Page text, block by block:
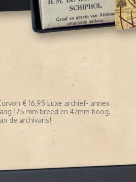
€ 16,95 Luxe archief- annex
175 mm breed en 47mm hoog,
de archivaris!